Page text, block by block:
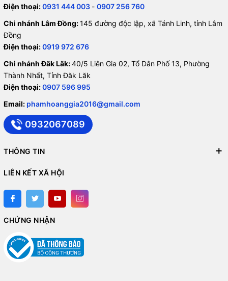
Điện thoại:0931 444 003 - 0907 256 760
Chi nhánh Lâm Đồng:145 đường độc lập, xã Tánh Linh, tỉnh Lâm
Đồng
Điện thoại:0919 972 676
Chi nhánh Đăk Lăk:40/5 Liên Gia 02, Tổ Dân Phố 13, Phường
Thành Nhất, Tỉnh Đăk Lăk
Điện thoại:0907 596 995
Email: phamhoanggia2016@gmail.com
0932067089
THÔNG TIN
LIÊN KẾT XÃ HỘI
CHỨNG NHẬN